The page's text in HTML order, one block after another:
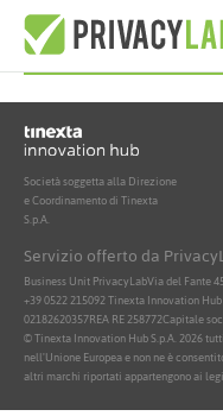
Nessun
Società soggetta alla Direzione
e Coordinamento di Tinexta
S.p.A.
Servizio offerto da
Business Unit PrivacyLabVia del Fante
+39 0522 215092Tinexta Innovation Hub
02182620357REA RE 258772Capitale
© Tinexta Innovation Hub S.p.A. 2026
nell'Unione Europea e non ne è
altri marchi riportati appartengono ai